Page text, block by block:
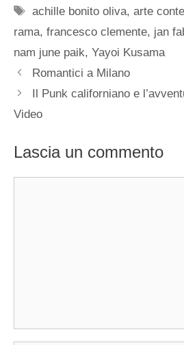
Tag
achille bonito oliva,arte
rama, francesco clemente, jan
nam june paik, Yayoi Kusama
Romantici a Milano
Il Punk californiano e
Video
Lascia un commento